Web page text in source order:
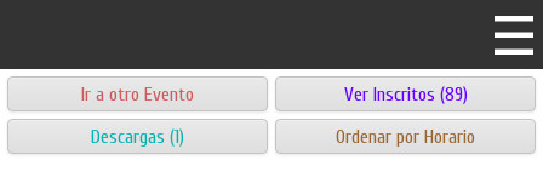
Ir a otro Evento
Ver Inscritos (89)
Descargas (1)
Ordenar por Horario